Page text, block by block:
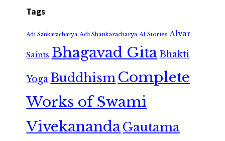
Tags
Adi Sankaracharya Adi Shankaracharya AI Stories Alvar
Saints Bhagavad GitaBhakti
Yoga Buddhism Complete
Works of Swami
VivekanandaGautama